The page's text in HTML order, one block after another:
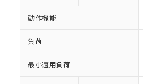
動作機能
負荷
最小適用負荷